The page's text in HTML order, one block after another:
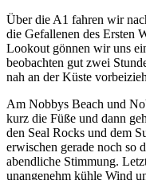
Über die A1 fahren wir
die Gefallenen des Ersten
Lookout gönnen wir uns
beobachten gut zwei
nah an der Küste
Am Nobbys Beach und
kurz die Füße und dann
den Seal Rocks und dem
erwischen gerade noch so
abendliche Stimmung.
unangenehm kühle Wind